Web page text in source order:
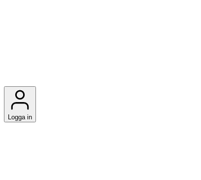
Logga in